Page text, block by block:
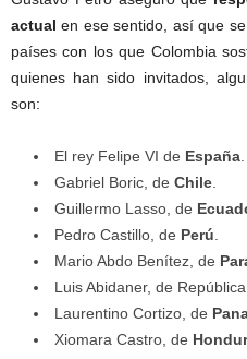
actual en ese sentido, así que
países con los que Colombia
quienes han sido invitados,
son:
El rey Felipe VI de España
Gabriel Boric, de Chile
Guillermo Lasso, de
Pedro Castillo, de Perú
Mario Abdo Benítez, de
Luis Abidaner, de República
Laurentino Cortizo, de
Xiomara Castro, de